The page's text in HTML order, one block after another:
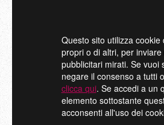
Questo sito utilizza cookie
propri o di altri, per
pubblicitari mirati. Se vuoi
negare il consenso a tutti
clicca qui. Se accedi a un
elemento sottostante
acconsenti all'uso dei